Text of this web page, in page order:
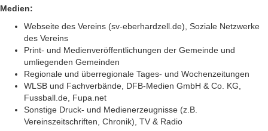
Medien:
Webseite des Vereins (sv-eberhardzell.de), Soziale Netzwerke
des Vereins
Print- und Medienveröffentlichungen der Gemeinde und
umliegenden Gemeinden
Regionale und überregionale Tages- und Wochenzeitungen
WLSB und Fachverbände, DFB-Medien GmbH & Co. KG,
Fussball.de, Fupa.net
Sonstige Druck- und Medienerzeugnisse (z.B.
Vereinszeitschriften, Chronik), TV & Radio